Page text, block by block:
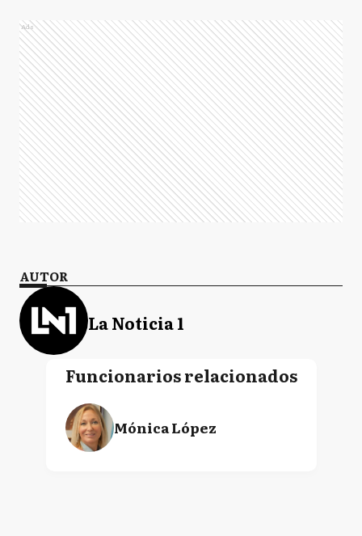
Ads
AUTOR
La Noticia 1
Funcionarios relacionados
Mónica López